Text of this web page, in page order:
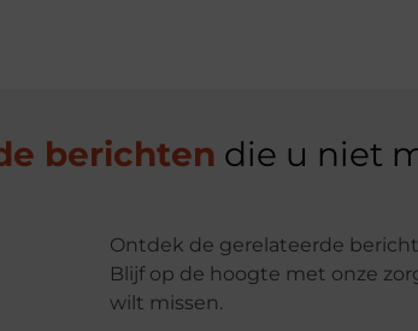
berichten die u niet
Ontdek de gerelateerde
Blijf op de hoogte met onze
wilt missen.